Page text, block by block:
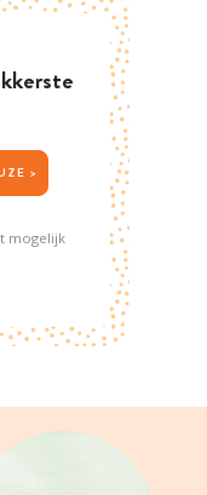
JOUW NIEUWSBRIEFKEUZE >
mogelijk